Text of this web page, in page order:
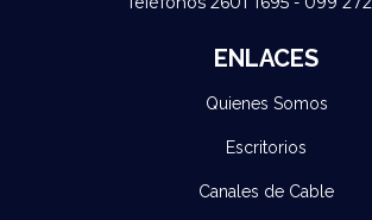
ENLACES
Quienes Somos
Escritorios
Canales de Cable